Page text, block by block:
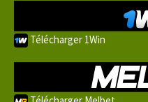
Télécharger 1Win